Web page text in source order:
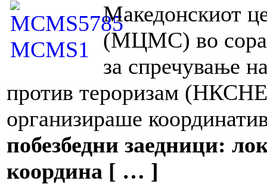
Македонскиот
(МЦМС) во
за спречување
против тероризам
организираше
побезбедни заедници:
координа [ … ]